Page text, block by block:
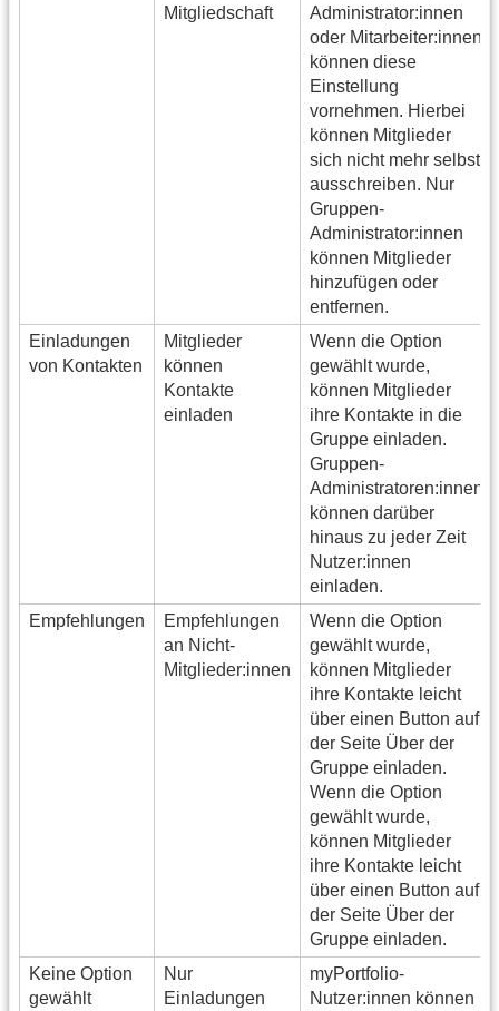
Mitgliedschaft
Administrator:innen
oder Mitarbeiter:innen
können diese
Einstellung
vornehmen. Hierbei
können Mitglieder
sich nicht mehr selbst
ausschreiben. Nur
Gruppen-
Administrator:innen
können Mitglieder
hinzufügen oder
entfernen.
Einladungen
von Kontakten
Mitglieder
können
Kontakte
einladen
Wenn die Option
gewählt wurde,
können Mitglieder
ihre Kontakte in die
Gruppe einladen.
Gruppen-
Administratoren:innen
können darüber
hinaus zu jeder Zeit
Nutzer:innen
einladen.
Empfehlungen
Empfehlungen
an Nicht-
Mitglieder:innen
Wenn die Option
gewählt wurde,
können Mitglieder
ihre Kontakte leicht
über einen Button auf
der Seite Über der
Gruppe einladen.
Wenn die Option
gewählt wurde,
können Mitglieder
ihre Kontakte leicht
über einen Button auf
der Seite Über der
Gruppe einladen.
Keine Option
gewählt
Nur
Einladungen
myPortfolio-
Nutzer:innen können